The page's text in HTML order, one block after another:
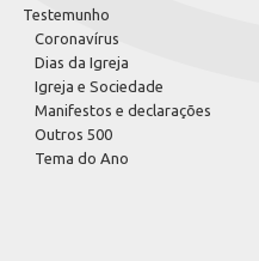
Testemunho
Coronavírus
Dias da Igreja
Igreja e Sociedade
Manifestos e declarações
Outros 500
Tema do Ano